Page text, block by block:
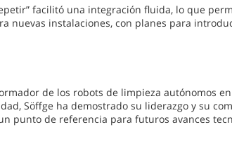
facilitó una integración fluida, lo que
instalaciones, con planes para
de los robots de limpieza autónomos
Söffge ha demostrado su liderazgo y su
punto de referencia para futuros avances